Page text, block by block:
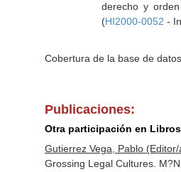
derecho y
(HI2000-0052 -
Cobertura de la base de
Publicaciones:
Otra participación en Libros
Gutierrez Vega, Pablo (Editor/
Grossing Legal Cultures.